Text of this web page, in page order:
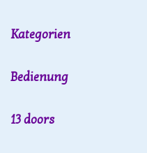
Kategorien
Bedienung
13 doors